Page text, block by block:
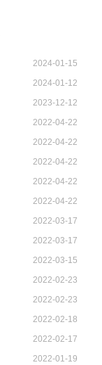
2024-01-15
2024-01-12
2023-12-12
2022-04-22
2022-04-22
2022-04-22
2022-04-22
2022-04-22
2022-03-17
2022-03-17
2022-03-15
2022-02-23
2022-02-23
2022-02-18
2022-02-17
2022-01-19